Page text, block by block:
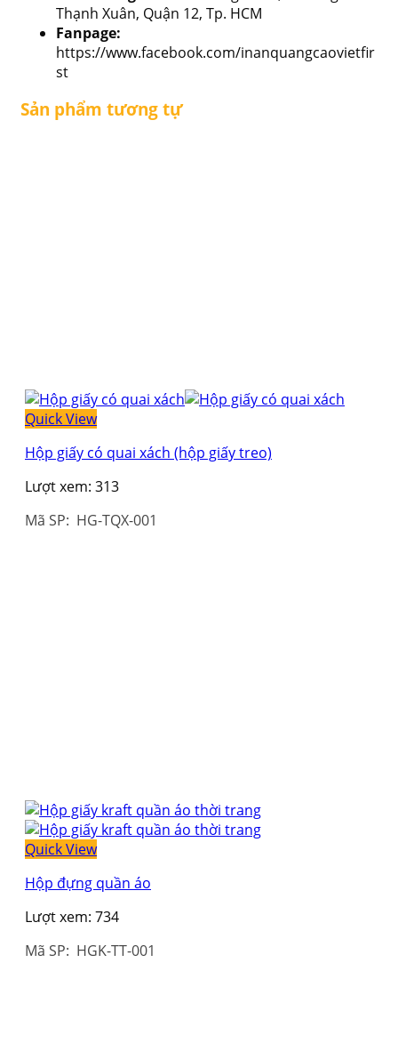
Thạnh Xuân, Quận 12, Tp. HCM
Fanpage:
https://www.facebook.com/inanquangcaovietfir
st
Sản phẩm tương tự
Quick View
Hộp giấy có quai xách (hộp giấy treo)
Lượt xem: 313
Mã SP: HG-TQX-001
Quick View
Hộp đựng quần áo
Lượt xem: 734
Mã SP: HGK-TT-001